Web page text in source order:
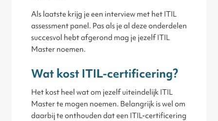
Als laatste krijg je een interview met het ITIL
assessment panel. Pas als je al deze onderdelen
succesvol hebt afgerond mag je jezelf ITIL
Master noemen.
Wat kost ITIL-certificering?
Het kost heel wat om jezelf uiteindelijk ITIL
Master te mogen noemen. Belangrijk is wel om
daarbij te onthouden dat een ITIL-certificering